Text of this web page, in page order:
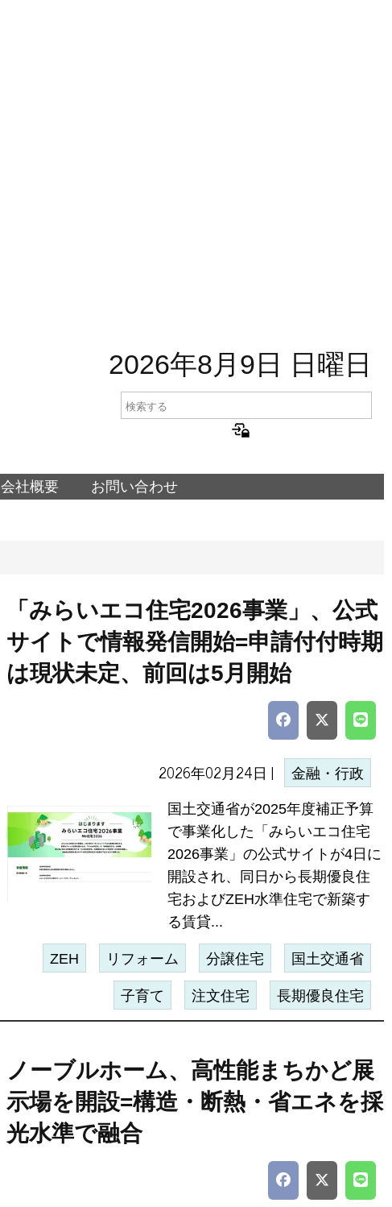
2026年8月9日 日曜日
会社概要 お問い合わせ
「みらいエコ住宅2026事業」、公式
サイトで情報発信開始=申請付付時期
は現状未定、前回は5月開始
2026年02月24日 | 金融・行政
国土交通省が2025年度補正予算
で事業化した「みらいエコ住宅
2026事業」の公式サイトが4日に
開設され、同日から長期優良住
宅およびZEH水準住宅で新築す
る賃貸...
ZEH リフォーム 分譲住宅 国土交通省
子育て 注文住宅 長期優良住宅
ノーブルホーム、高性能まちかど展
示場を開設=構造・断熱・省エネを採
光水準で融合